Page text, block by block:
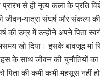
प्रारंभ से ही नृत्य कला के प्रति
जीवन-यात्रा संघर्ष और संकल्प
की उम्र में उन्होंने अपने पिता
खो दिया। इसके बावजूद मां
के साथ जीवन की चुनौतियों
पिता की कमी कभी महसूस नहीं